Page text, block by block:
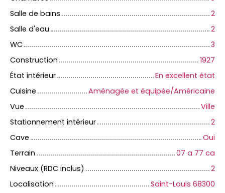
Salle de bains
2
Salle d'eau
2
WC
3
Construction
1927
État intérieur
En excellent état
Cuisine
Aménagée et équipée/Américaine
Vue
Ville
Stationnement intérieur
2
Cave
Oui
Terrain
07 a 77 ca
Niveaux (RDC inclus)
2
Localisation
Saint-Louis 68300